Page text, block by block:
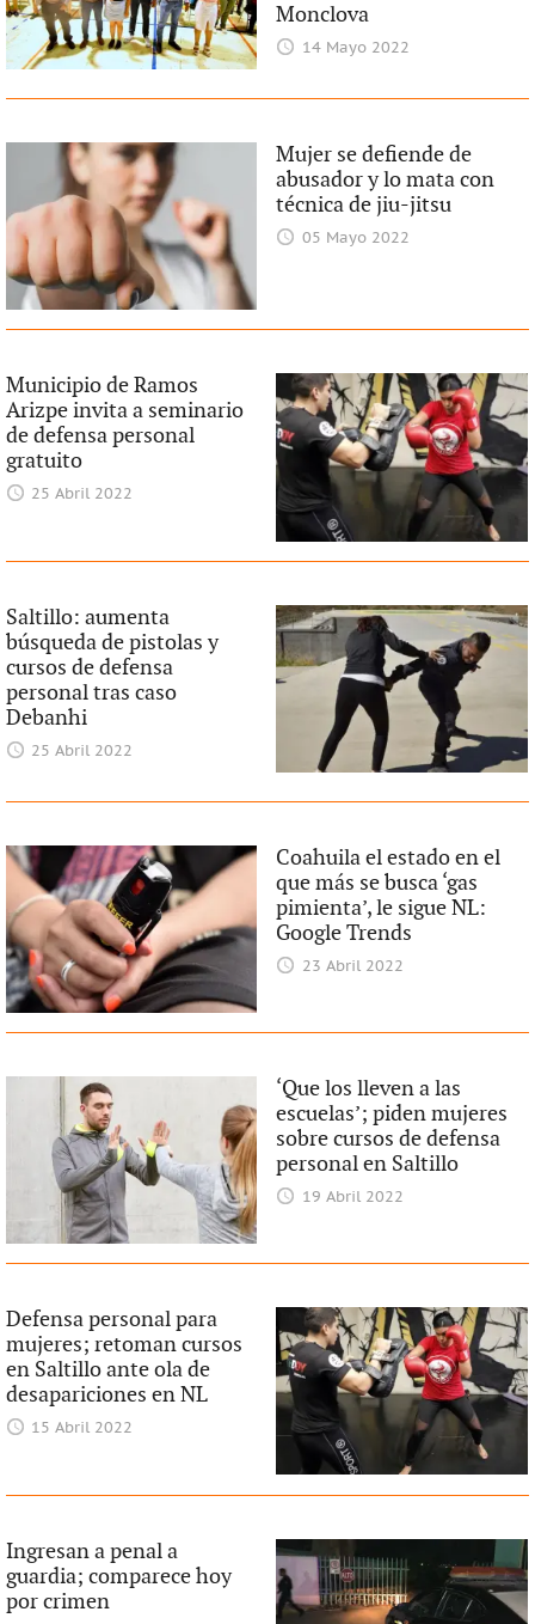
Monclova
14 Mayo 2022
Mujer se defiende de
abusador y lo mata con
técnica de jiu-jitsu
05 Mayo 2022
Municipio de Ramos
Arizpe invita a seminario
de defensa personal
gratuito
25 Abril 2022
Saltillo: aumenta
búsqueda de pistolas y
cursos de defensa
personal tras caso
Debanhi
25 Abril 2022
Coahuila el estado en el
que más se busca ‘gas
pimienta’, le sigue NL:
Google Trends
23 Abril 2022
‘Que los lleven a las
escuelas’; piden mujeres
sobre cursos de defensa
personal en Saltillo
19 Abril 2022
Defensa personal para
mujeres; retoman cursos
en Saltillo ante ola de
desapariciones en NL
15 Abril 2022
Ingresan a penal a
guardia; comparece hoy
por crimen